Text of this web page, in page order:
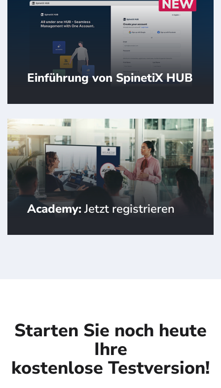
Standards für Erfahrungen in
intelligenten Gebäuden setzt.
Einführung von SpinetiX HUB
Academy:Jetzt registrieren
Starten Sie noch heute
Ihre
kostenlose Testversion!